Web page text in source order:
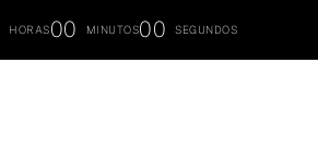
HORAS00 MINUTOS00 SEGUNDOS